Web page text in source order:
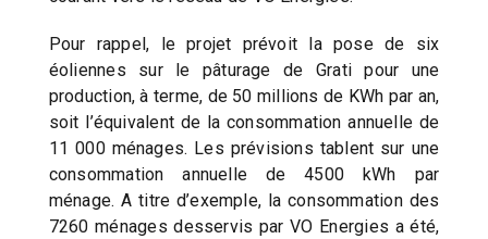
Pour rappel, le projet prévoit la pose de six
éoliennes sur le pâturage de Grati pour une
production, à terme, de 50 millions de KWh par an,
soit l’équivalent de la consommation annuelle de
11 000 ménages. Les prévisions tablent sur une
consommation annuelle de 4500 kWh par
ménage. A titre d’exemple, la consommation des
7260 ménages desservis par VO Energies a été,